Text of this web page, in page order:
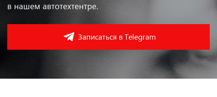
в нашем автотехтентре.
Записаться в Telegram